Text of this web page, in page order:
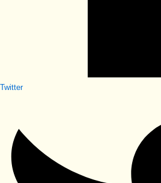
Twitter